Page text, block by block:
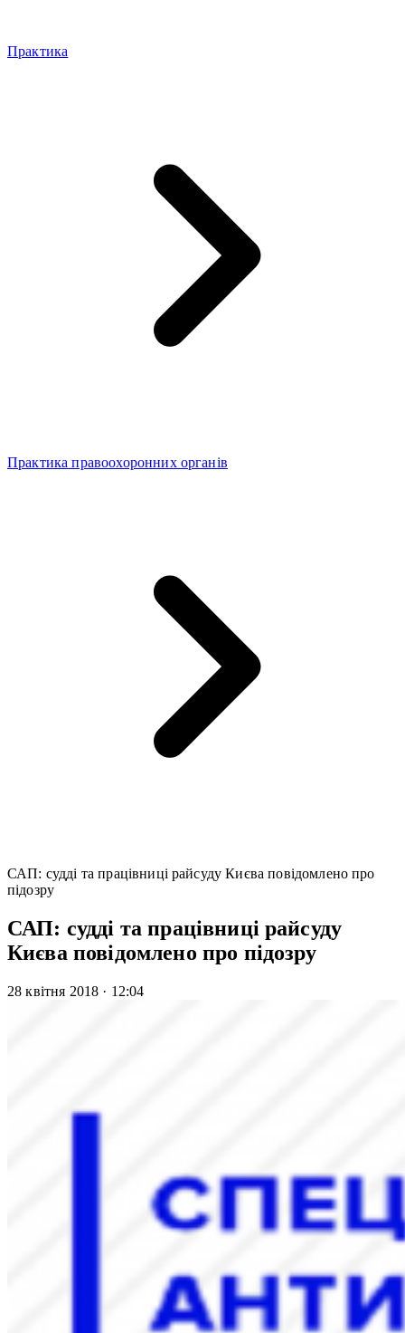
Практика
Практика правоохоронних органів
САП: судді та працівниці райсуду Києва повідомлено про
підозру
САП: судді та працівниці райсуду
Києва повідомлено про підозру
28 квітня 2018 · 12:04